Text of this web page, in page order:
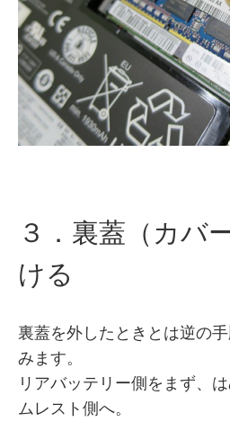
３．裏蓋（カバ
ける
裏蓋を外したときとは逆の
みます。
リアバッテリー側をまず、
ムレスト側へ。